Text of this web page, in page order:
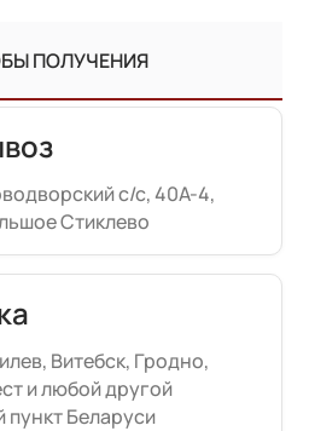
ПОЛУЧЕНИЯ
с/с, 40А-4,
Стиклево
Витебск, Гродно,
и любой другой
пункт Беларуси